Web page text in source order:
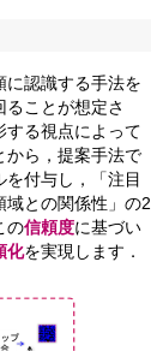
に認識する手法を
ことが想定さ
する視点によって
から，提案手法で
付与し，「注目
域との関係性」の2
の信頼度に基づい
化を実現します．